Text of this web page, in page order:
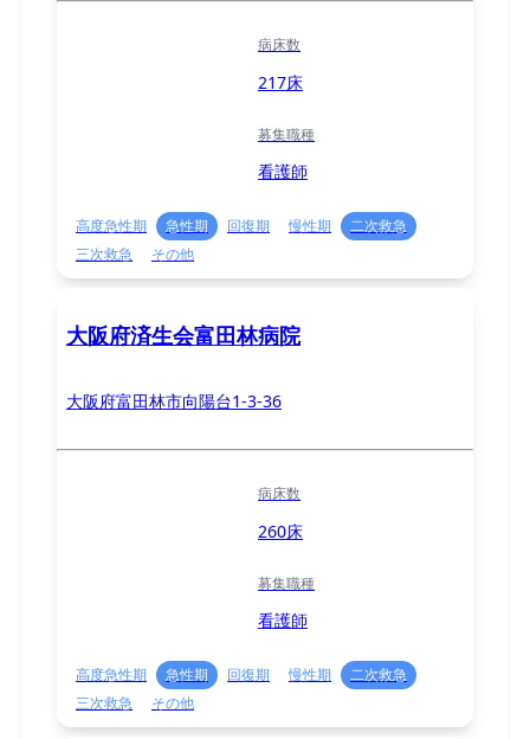
病床数
217床
募集職種
看護師
高度急性期 急性期 回復期 慢性期
二次救急
三次救急
その他
大阪府済生会富田林病院
大阪府富田林市向陽台1-3-36
病床数
260床
募集職種
看護師
高度急性期 急性期 回復期 慢性期
二次救急
三次救急
その他